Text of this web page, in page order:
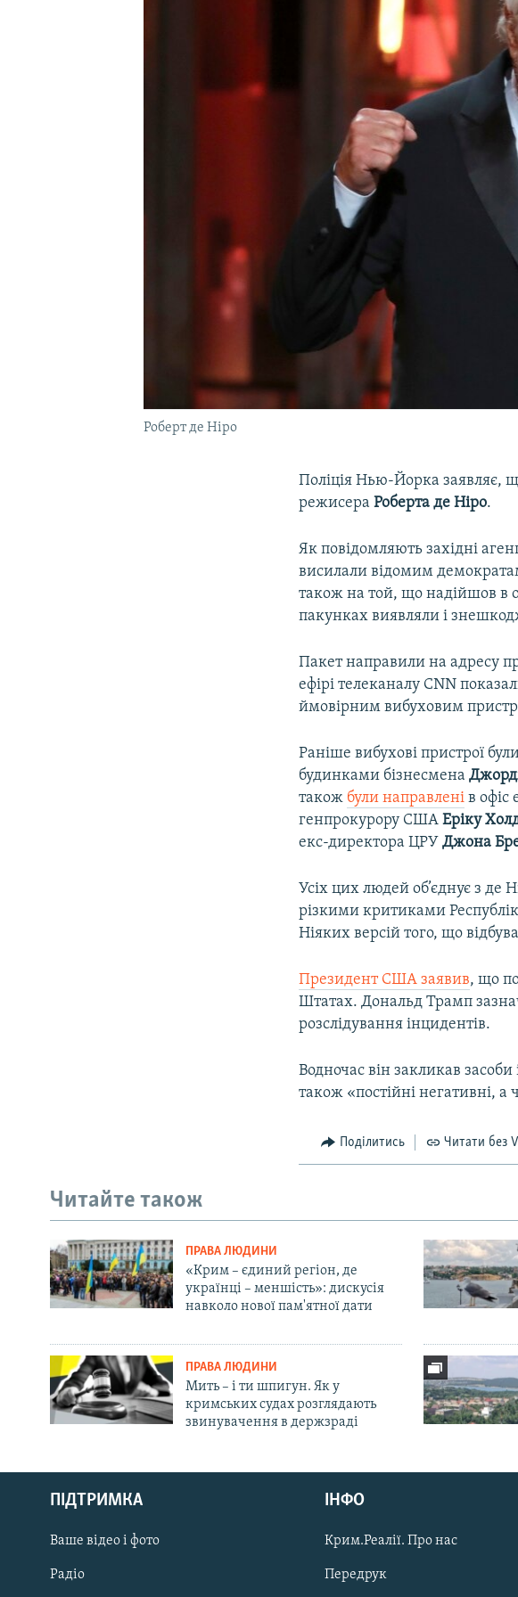
Русский
Qırımtatar
ДОЛУЧАЙСЯ!
Роберт де Ніро
Поліція Нью-Йорка заявляє,
режисераРоберта де Ніро.
Як повідомляють західні
висилали відомим
також на той, що надійшов в
пакунках виявляли і
Пакет направили на адресу
ефірі телеканалу CNN
ймовірним вибуховим
Раніше вибухові пристрої
будинками бізнесмена
також були направлені в офіс
генпрокурору СШАЕріку
екс-директора ЦРУДжона
Усіх цих людей об’єднує з
різкими критиками
Ніяких версій того, що
Президент США заявив, що
Штатах. Дональд Трамп
розслідування інцидентів.
Водночас він закликав
також «постійні негативні,
Поділитись Читати без
Читайте також
ПРАВА ЛЮДИНИ
«Крим – єдиний регіон, де
українці – меншість»: дискусія
навколо нової пам'ятної дати
ПРАВА ЛЮДИНИ
Мить – і ти шпигун. Як у
кримських судах розглядають
звинувачення в держзраді
ПІДТРИМКА
Ваше відео і фото
Радіо
ІНФО
Крим.Реалії. Про нас
Передрук